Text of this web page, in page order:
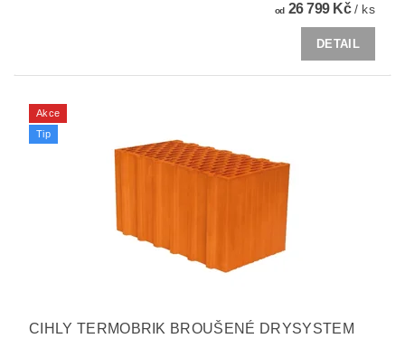
od 26 799 Kč/ ks
DETAIL
Akce
Tip
CIHLY TERMOBRIK BROUŠENÉ DRYSYSTEM